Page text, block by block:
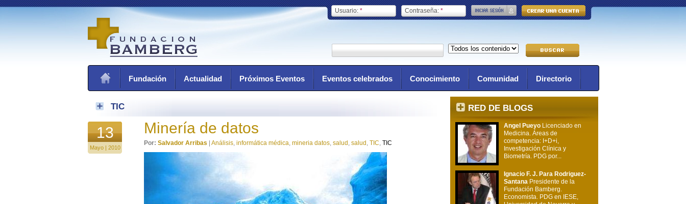
Usuario: * Contraseña: *
Fundación Actualidad Próximos Eventos Eventos celebrados Conocimiento Comunidad Directorio
RED DE BLOGS
Angel Pueyo Licenciado en
Medicina. Áreas de
competencia: I+D+i,
Investigación Clínica y
Biometría. PDG por...
Ignacio F. J. Para Rodriguez-
Santana Presidente de la
Fundación Bamberg.
Economista. PDG en IESE,
TIC
13
Mayo | 2010
Minería de datos
Por: Salvador Arribas Análisis, informática médica, mineria datos, salud , salud , TIC, TIC